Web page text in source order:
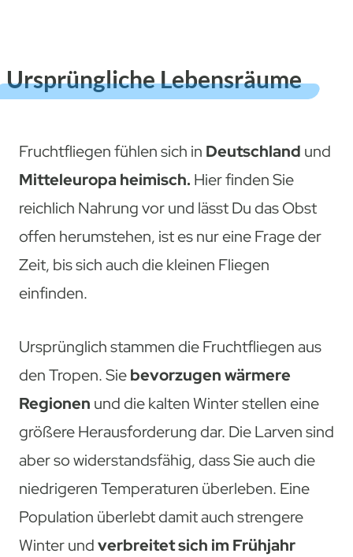
Ursprüngliche Lebensräume
Fruchtfliegen fühlen sich in Deutschland und
Mitteleuropa heimisch. Hier finden Sie
reichlich Nahrung vor und lässt Du das Obst
offen herumstehen, ist es nur eine Frage der
Zeit, bis sich auch die kleinen Fliegen
einfinden.
Ursprünglich stammen die Fruchtfliegen aus
den Tropen. Siebevorzugen wärmere
Regionen und die kalten Winter stellen eine
größere Herausforderung dar. Die Larven sind
aber so widerstandsfähig, dass Sie auch die
niedrigeren Temperaturen überleben. Eine
Population überlebt damit auch strengere
Winter undverbreitet sich im Frühjahr